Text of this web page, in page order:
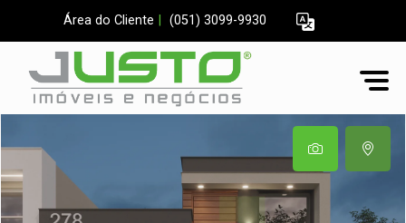
Área do Cliente (051) 3099-9930